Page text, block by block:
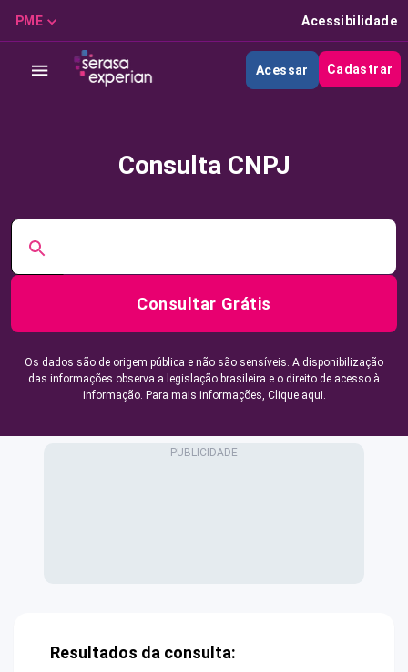
PME Acessibilidade
Acessar Cadastrar
Consulta CNPJ
Consultar Grátis
Os dados são de origem pública e não são sensíveis. A disponibilização
das informações observa a legislação brasileira e o direito de acesso à
informação. Para mais informações, Clique aqui.
Resultados da consulta: